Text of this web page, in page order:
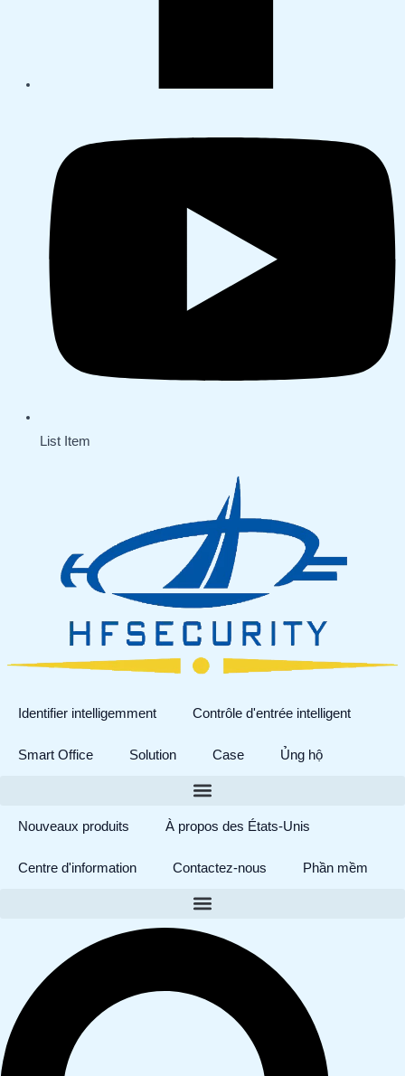
List Item
Identifier intelligemment Contrôle d'entrée intelligent
Smart Office Solution Case Ủng hộ
Nouveaux produits À propos des États-Unis
Centre d'information Contactez-nous Phần mềm